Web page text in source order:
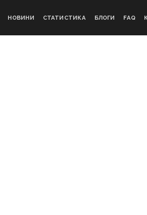
НОВИНИ СТАТИСТИКА БЛОГИ FAQ